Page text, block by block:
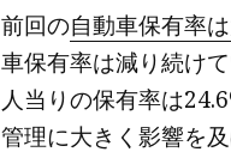
前回の自動車保有率
車保有率は減り続け
人当りの保有率は
管理に大きく影響を及